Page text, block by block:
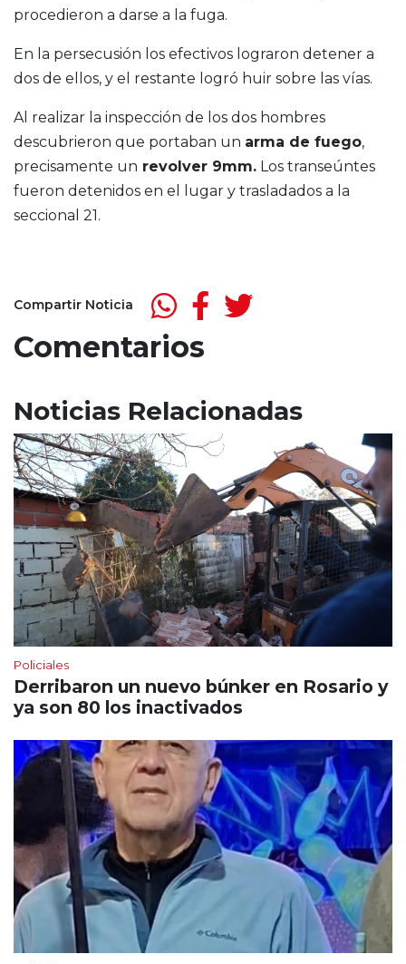
procedieron a darse a la fuga.
En la persecusión los efectivos lograron detener a
dos de ellos, y el restante logró huir sobre las vías.
Al realizar la inspección de los dos hombres
descubrieron que portaban un arma de fuego,
precisamente un revolver 9mm. Los transeúntes
fueron detenidos en el lugar y trasladados a la
seccional 21.
Compartir Noticia
Comentarios
Noticias Relacionadas
Policiales
Derribaron un nuevo búnker en Rosario y
ya son 80 los inactivados